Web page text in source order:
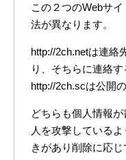
この２つのWebサ
法が異なります。
http://2ch.netは連絡
り、そちらに連絡す
http://2ch.scは公開
どちらも個人情報
人を攻撃している
きがあり削除に応